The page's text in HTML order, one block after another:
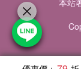
本站